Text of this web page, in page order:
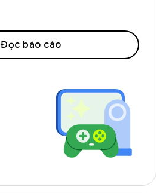
Đọc báo cáo